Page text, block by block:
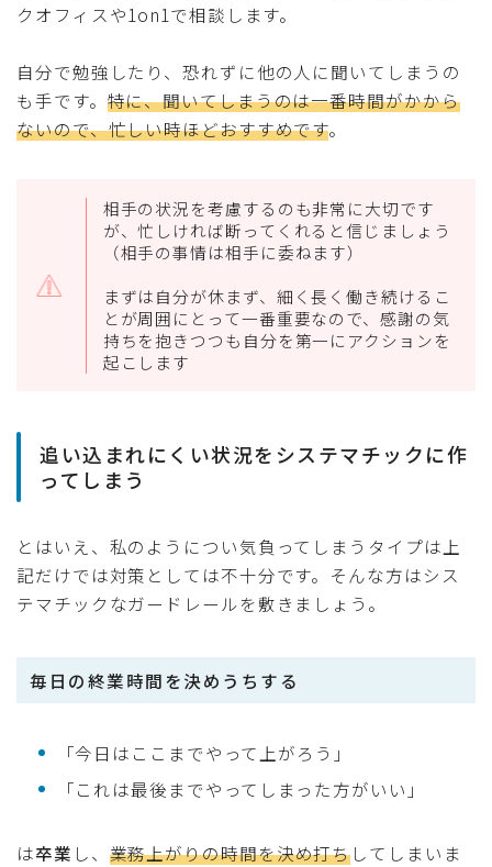
クオフィスや1on1で相談します。
自分で勉強したり、恐れずに他の人に聞いてしまうの
も手です。 特に、聞いてしまうのは一番時間がかから
ないので、忙しい時ほどおすすめです。
相手の状況を考慮するのも非常に大切です
が、忙しければ断ってくれると信じましょう
（相手の事情は相手に委ねます）
まずは自分が休まず、細く長く働き続けるこ
とが周囲にとって一番重要なので、感謝の気
持ちを抱きつつも自分を第一にアクションを
起こします
追い込まれにくい状況をシステマチックに作
ってしまう
とはいえ、私のようについ気負ってしまうタイプは上
記だけでは対策としては不十分です。そんな方はシス
テマチックなガードレールを敷きましょう。
毎日の終業時間を決めうちする
「今日はここまでやって上がろう」
「これは最後までやってしまった方がいい」
は卒業 し、 業務上がりの時間を決め打ちしてしまいま